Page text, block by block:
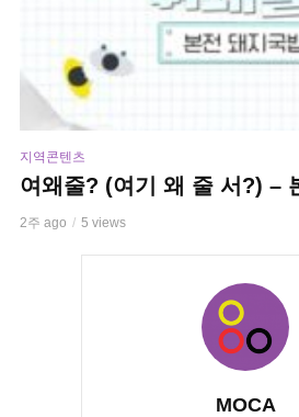
지역콘텐츠
여왜줄? (여기 왜 줄 서?) –
2주 ago 5 views
MOCA